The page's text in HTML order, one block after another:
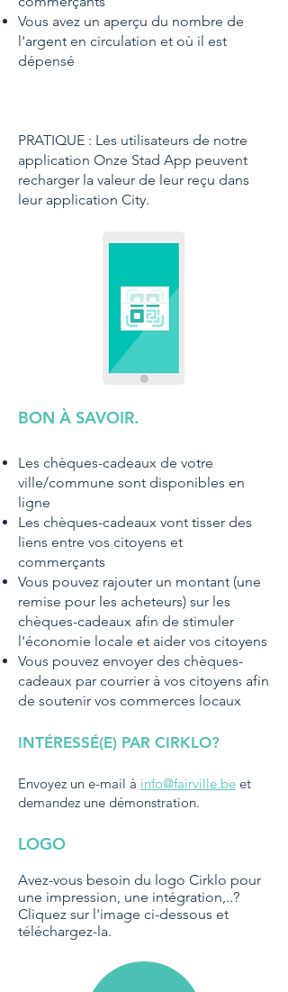
Vous avez un aperçu du nombre de
l'argent en circulation et où il est
dépensé
PRATIQUE : Les utilisateurs de notre
application Onze Stad App peuvent
recharger la valeur de leur reçu dans
leur application City.
BON À SAVOIR.
Les chèques-cadeaux de votre
ville/commune sont disponibles en
ligne
Les chèques-cadeaux vont tisser des
liens entre vos citoyens et
commerçants
Vous pouvez rajouter un montant (une
remise pour les acheteurs) sur les
chèques-cadeaux afin de stimuler
l'économie locale et aider vos citoyens
Vous pouvez envoyer des chèques-
cadeaux par courrier à vos citoyens afin
de soutenir vos commerces locaux
INTÉRESSÉ(E) PAR CIRKLO?
Envoyez un e-mail à info@fairville.be et
demandez une démonstration.
LOGO
Avez-vous besoin du logo Cirklo pour
une impression, une intégration,..?
Cliquez sur l'image ci-dessous et
téléchargez-la.